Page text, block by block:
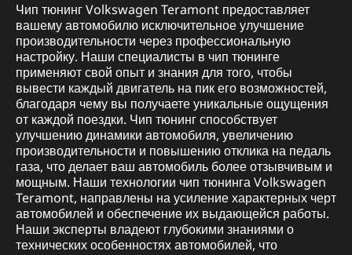
Чип тюнинг Volkswagen Teramont предоставляет
вашему автомобилю исключительное улучшение
производительности через профессиональную
настройку. Наши специалисты в чип тюнинге
применяют свой опыт и знания для того, чтобы
вывести каждый двигатель на пик его возможностей,
благодаря чему вы получаете уникальные ощущения
от каждой поездки. Чип тюнинг способствует
улучшению динамики автомобиля, увеличению
производительности и повышению отклика на педаль
газа, что делает ваш автомобиль более отзывчивым и
мощным. Наши технологии чип тюнинга Volkswagen
Teramont, направлены на усиление характерных черт
автомобилей и обеспечение их выдающейся работы.
Наши эксперты владеют глубокими знаниями о
технических особенностях автомобилей, что